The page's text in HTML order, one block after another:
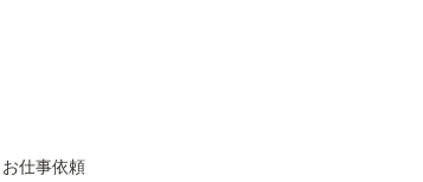
お仕事依頼